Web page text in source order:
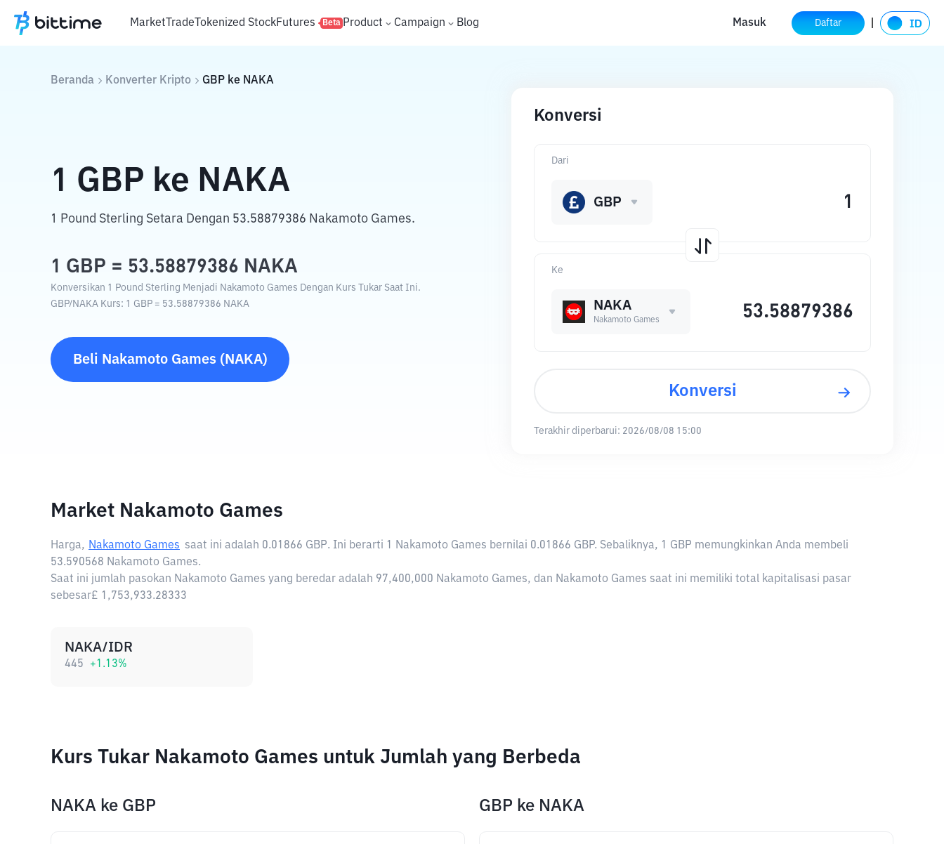
MarketTradeTokenized StockFutures Beta Product Campaign Blog Masuk Daftar
Beranda Konverter Kripto GBP ke NAKA
1 GBP ke NAKA
1 Pound Sterling Setara Dengan 53.58879386 Nakamoto Games.
1 GBP = 53.58879386 NAKA
Konversikan 1 Pound Sterling Menjadi Nakamoto Games Dengan Kurs Tukar Saat Ini.
GBP/NAKA Kurs: 1 GBP = 53.58879386 NAKA
Beli Nakamoto Games( NAKA)
Konversi
Ke
NAKA
Nakamoto Games
Dari
GBP
Konversi
Terakhir diperbarui: 2026/08/08 15:00
Market Nakamoto Games
Harga, Nakamoto Games saat ini adalah 0.01866 GBP. Ini berarti 1 Nakamoto Games bernilai 0.01866 GBP. Sebaliknya, 1 GBP memungkinkan Anda membeli
53.590568 Nakamoto Games.
Saat ini jumlah pasokan Nakamoto Games yang beredar adalah 97,400,000 Nakamoto Games, dan Nakamoto Games saat ini memiliki total kapitalisasi pasar
sebesar£ 1,753,933.28333
NAKA/IDR
445 +1.13%
Kurs Tukar Nakamoto Games untuk Jumlah yang Berbeda
NAKA ke GBP GBP ke NAKA